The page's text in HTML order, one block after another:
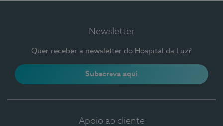
Newsletter
Quer receber a newsletter do Hospital da Luz?
Subscreva aqui
Apoio ao cliente